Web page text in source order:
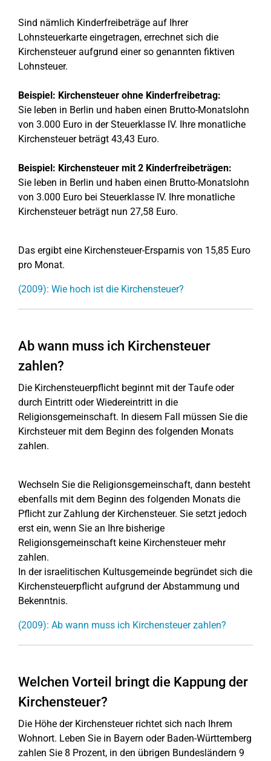
Sind nämlich Kinderfreibeträge auf Ihrer
Lohnsteuerkarte eingetragen, errechnet sich die
Kirchensteuer aufgrund einer so genannten fiktiven
Lohnsteuer.
Beispiel: Kirchensteuer ohne Kinderfreibetrag:
Sie leben in Berlin und haben einen Brutto-Monatslohn
von 3.000 Euro in der Steuerklasse IV. Ihre monatliche
Kirchensteuer beträgt 43,43 Euro.
Beispiel: Kirchensteuer mit 2 Kinderfreibeträgen:
Sie leben in Berlin und haben einen Brutto-Monatslohn
von 3.000 Euro bei Steuerklasse IV. Ihre monatliche
Kirchensteuer beträgt nun 27,58 Euro.
Das ergibt eine Kirchensteuer-Ersparnis von 15,85 Euro
pro Monat.
(2009): Wie hoch ist die Kirchensteuer?
Ab wann muss ich Kirchensteuer
zahlen?
Die Kirchensteuerpflicht beginnt mit der Taufe oder
durch Eintritt oder Wiedereintritt in die
Religionsgemeinschaft. In diesem Fall müssen Sie die
Kirchsteuer mit dem Beginn des folgenden Monats
zahlen.
Wechseln Sie die Religionsgemeinschaft, dann besteht
ebenfalls mit dem Beginn des folgenden Monats die
Pflicht zur Zahlung der Kirchensteuer. Sie setzt jedoch
erst ein, wenn Sie an Ihre bisherige
Religionsgemeinschaft keine Kirchensteuer mehr
zahlen.
In der israelitischen Kultusgemeinde begründet sich die
Kirchensteuerpflicht aufgrund der Abstammung und
Bekenntnis.
(2009): Ab wann muss ich Kirchensteuer zahlen?
Welchen Vorteil bringt die Kappung der
Kirchensteuer?
Die Höhe der Kirchensteuer richtet sich nach Ihrem
Wohnort. Leben Sie in Bayern oder Baden-Württemberg
zahlen Sie 8 Prozent, in den übrigen Bundesländern 9